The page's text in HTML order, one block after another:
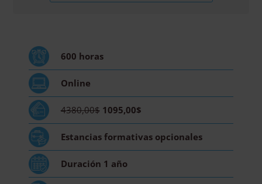
Diploma
por
de
Haya
600 horas
Online
4380,00$ 1095,00$
Estancias formativas opcionales
Duración 1 año